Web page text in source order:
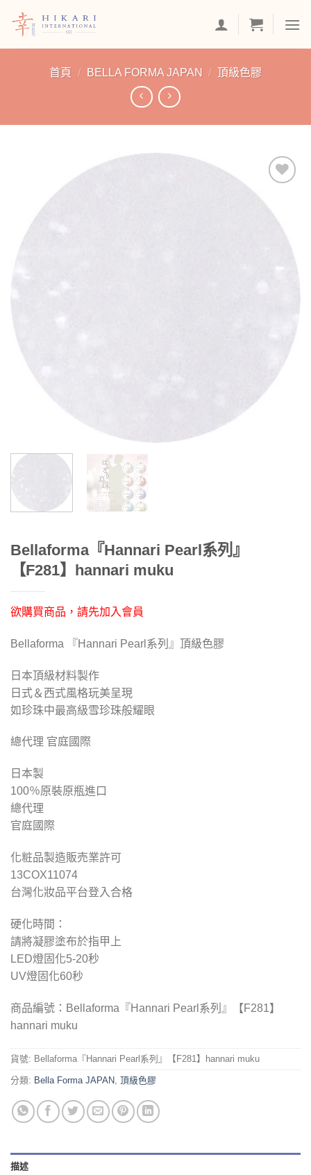
首頁 / BELLA FORMA JAPAN / 頂級色膠
望清
單」
Bellaforma『Hannari Pearl系列』
【F281】hannari muku
欲購買商品，請先加入會員
Bellaforma 『Hannari Pearl系列』頂級色膠
日本頂級材料製作
日式＆西式風格玩美呈現
如珍珠中最高級雪珍珠般耀眼
總代理 官庭國際
日本製
100％原裝原瓶進口
總代理
官庭國際
化粧品製造販売業許可
13COX11074
台灣化妝品平台登入合格
硬化時間：
請將凝膠塗布於指甲上
LED燈固化5-20秒
UV燈固化60秒
商品編號：Bellaforma『Hannari Pearl系列』【F281】
hannari muku
貨號: Bellaforma『Hannari Pearl系列』【F281】hannari muku
分類: Bella Forma JAPAN, 頂級色膠
描述